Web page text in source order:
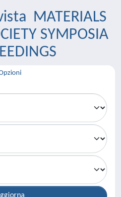
MATERIALS
SYMPOSIA